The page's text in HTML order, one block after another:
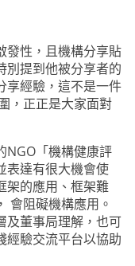
發性，且機構分享貼
別提到他被分享者的
享經驗，這不是一件
，正正是大家面對
NGO「機構健康評
表達有很大機會使
架的應用、框架難
會阻礙機構應用。
及董事局理解，也可
經驗交流平台以協助